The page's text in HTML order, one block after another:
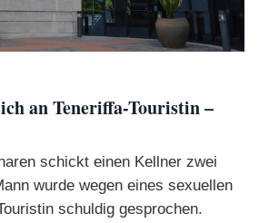
an Teneriffa-Touristin –
schickt einen Kellner zwei
wurde wegen eines sexuellen
schuldig gesprochen.